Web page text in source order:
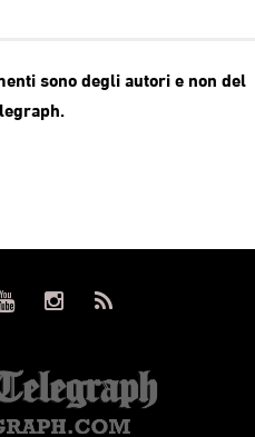
sono degli autori e non del